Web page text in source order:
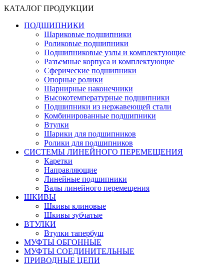
КАТАЛОГ ПРОДУКЦИИ
ПОДШИПНИКИ
Шариковые подшипники
Роликовые подшипники
Подшипниковые узлы и комплектующие
Разъемные корпуса и комплектующие
Сферические подшипники
Опорные ролики
Шарнирные наконечники
Высокотемпературные подшипники
Подшипники из нержавеющей стали
Комбинированные подшипники
Втулки
Шарики для подшипников
Ролики для подшипников
СИСТЕМЫ ЛИНЕЙНОГО ПЕРЕМЕЩЕНИЯ
Каретки
Направляющие
Линейные подшипники
Валы линейного перемещения
ШКИВЫ
Шкивы клиновые
Шкивы зубчатые
ВТУЛКИ
Втулки тапербуш
МУФТЫ ОБГОННЫЕ
МУФТЫ СОЕДИНИТЕЛЬНЫЕ
ПРИВОДНЫЕ ЦЕПИ